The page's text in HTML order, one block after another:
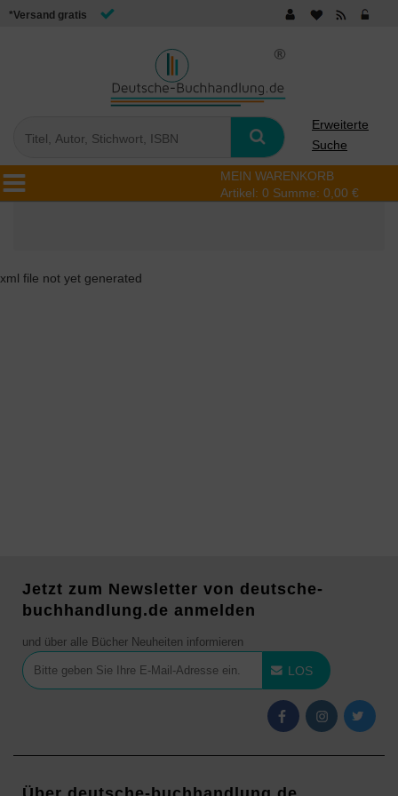
*Versand gratis
Erweiterte
Suche
MEIN WARENKORB
Artikel: 0 Summe: 0,00 €
xml file not yet generated
Jetzt zum Newsletter von deutsche-
buchhandlung.de anmelden
und über alle Bücher Neuheiten informieren
LOS